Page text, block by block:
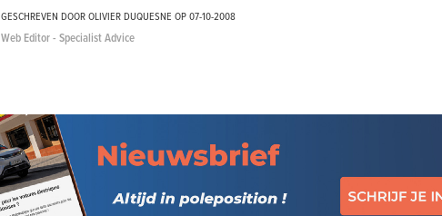
GESCHREVEN DOOR OLIVIER DUQUESNE OP07-10-2008
Web Editor - Specialist Advice